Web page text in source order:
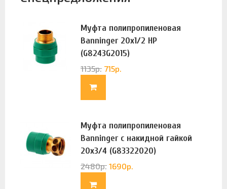
Муфта полипропиленовая
Banninger 20х1/2 НР
(G8243G2015)
1135р. 715р.
Муфта полипропиленовая
Banninger с накидной гайкой
20х3/4 (G83322020)
2480р. 1690р.